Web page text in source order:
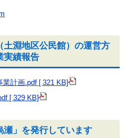
土淵地区公民館）の運営方
実績報告
計画.pdf [ 321 KB]
[ 329 KB]
瀬」を発行しています